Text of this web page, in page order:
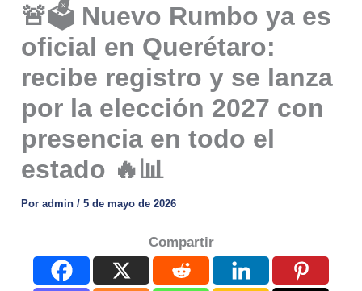
🚨🗳️ Nuevo Rumbo ya es
oficial en Querétaro:
recibe registro y se lanza
por la elección 2027 con
presencia en todo el
estado 🔥📊
Poradmin/5 de mayo de 2026
Compartir